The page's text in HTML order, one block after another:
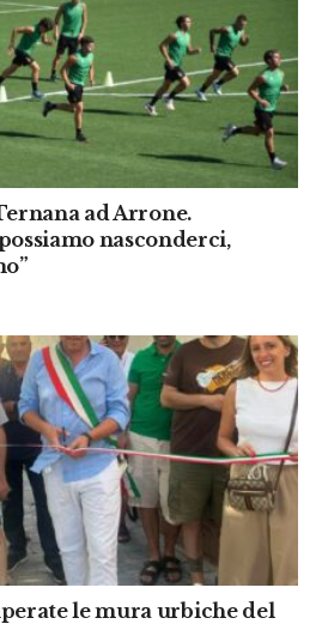
ad Arrone.
nasconderci,
le mura urbiche del